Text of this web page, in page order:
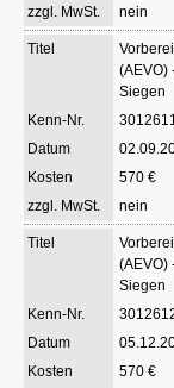
nein
(AEVO)
Siegen
570 €
nein
(AEVO)
Siegen
570 €